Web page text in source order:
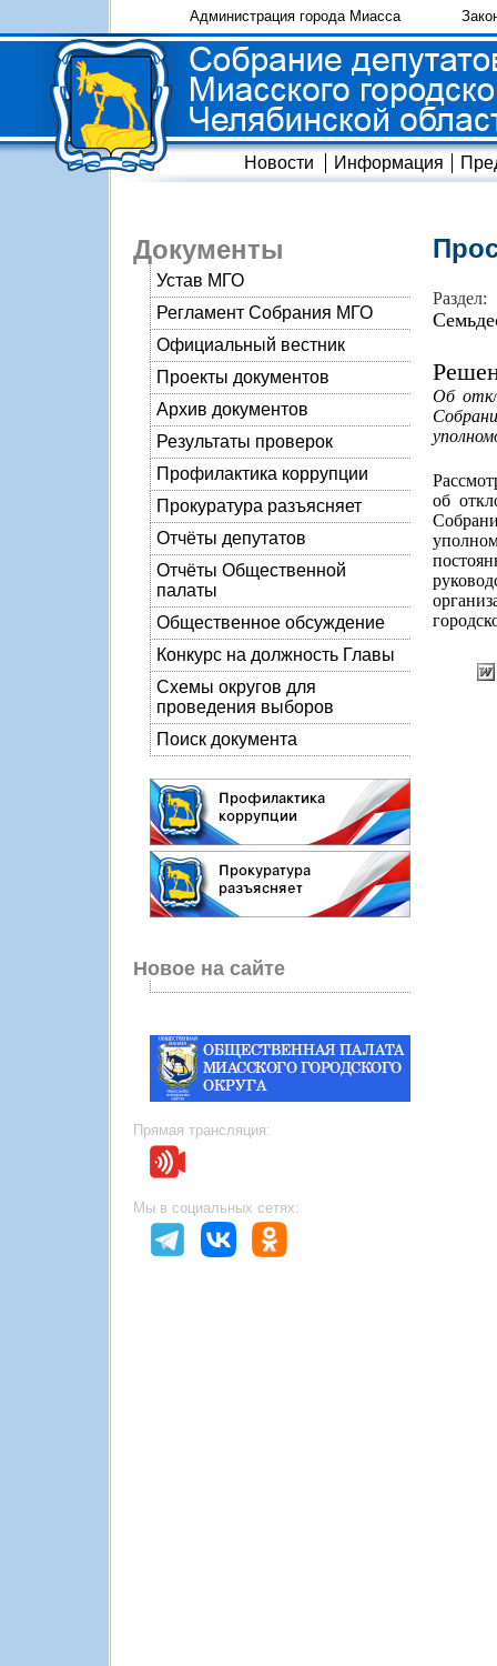
Администрация города Миасса
Новости Информация
Документы
Устав МГО
Регламент Собрания МГО
Официальный вестник
Проекты документов
Архив документов
Результаты проверок
Профилактика коррупции
Прокуратура разъясняет
Отчёты депутатов
Отчёты Общественной
палаты
Общественное обсуждение
Конкурс на должность Главы
Схемы округов для
проведения выборов
Поиск документа
Новое на сайте
Прямая трансляция:
Мы в социальных сетях:
Раздел:
Об
об